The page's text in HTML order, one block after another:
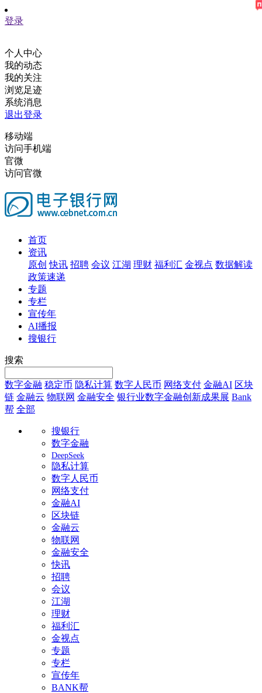
登录
个人中心
我的动态
我的关注
浏览足迹
系统消息
退出登录
移动端
访问手机端
官微
访问官微
首页
资讯
原创 快讯 招聘 会议 江湖 理财 福利汇 金视点 数据解读
政策速递
专题
专栏
宣传年
AI播报
搜银行
搜索
数字金融 稳定币 隐私计算 数字人民币 网络支付 金融AI 区块
链 金融云 物联网 金融安全 银行业数字金融创新成果展 Bank
帮 全部
搜银行
数字金融
DeepSeek
隐私计算
数字人民币
网络支付
金融AI
区块链
金融云
物联网
金融安全
快讯
招聘
会议
江湖
理财
福利汇
金视点
专题
专栏
宣传年
BANK帮